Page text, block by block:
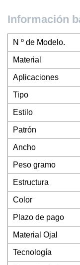
Información
N º de Modelo.
Material
Aplicaciones
Tipo
Estilo
Patrón
Ancho
Peso gramo
Estructura
Color
Plazo de pago
Material Ojal
Tecnología